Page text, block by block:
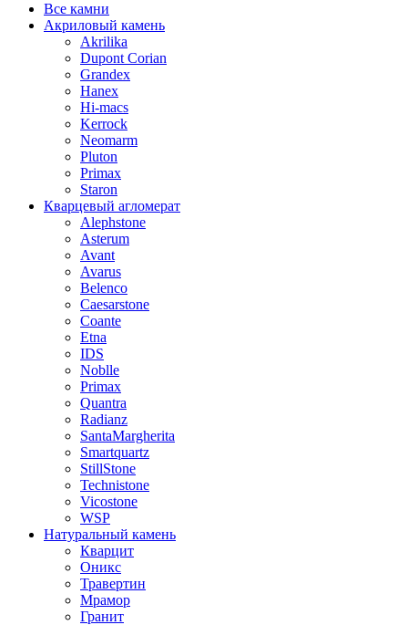
Все камни
Акриловый камень
Akrilika
Dupont Corian
Grandex
Hanex
Hi-macs
Kerrock
Neomarm
Pluton
Primax
Staron
Кварцевый агломерат
Alephstone
Asterum
Avant
Avarus
Belenco
Caesarstone
Coante
Etna
IDS
Noblle
Primax
Quantra
Radianz
SantaMargherita
Smartquartz
StillStone
Technistone
Vicostone
WSP
Натуральный камень
Кварцит
Оникс
Травертин
Мрамор
Гранит